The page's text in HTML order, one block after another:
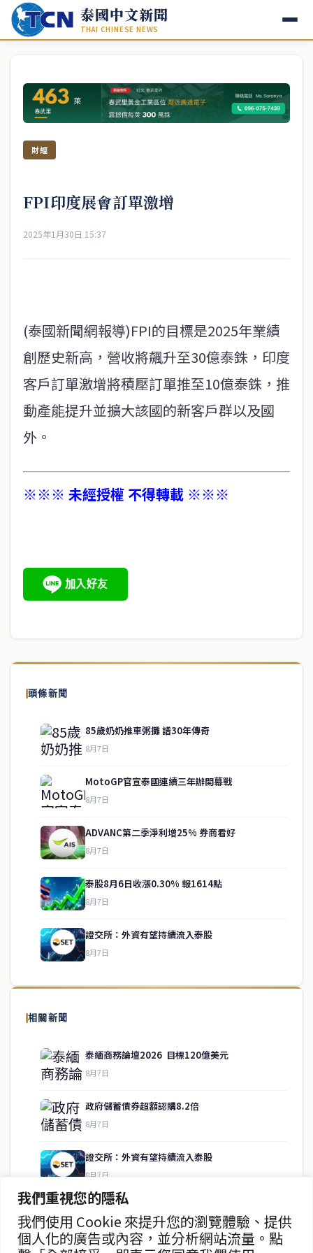
我們重視您的隱私
我們使用 Cookie 來提升您的瀏覽體驗、提供
個人化的廣告或內容，並分析網站流量。點
泰國中文新聞
THAI CHINESE NEWS
財經
FPI印度展會訂單激增
2025年1月30日 15:37
(泰國新聞網報導)FPI的目標是2025年業績
創歷史新高，營收將飆升至30億泰銖，印度
客戶訂單激增將積壓訂單推至10億泰銖，推
動產能提升並擴大該國的新客戶群以及國
外。
※※※ 未經授權 不得轉載 ※※※
頭條新聞
85歲奶奶推車粥攤 譜30年傳奇
8月7日
MotoGP官宣泰國連續三年辦開幕戰
8月7日
ADVANC第二季淨利增25% 券商看好
8月7日
泰股8月6日收漲0.30% 報1614點
8月7日
證交所：外資有望持續流入泰股
8月7日
相關新聞
泰緬商務論壇2026 目標120億美元
8月7日
政府儲蓄債券超額認購8.2倍
8月7日
證交所：外資有望持續流入泰股
8月7日
泰股8月6日收漲0.30% 報1614點
8月7日
關於我們
泰國中文新聞（TCN）是一家總部設於曼谷的中文新聞媒體，致力於
供即時、客觀、多元的中文新聞內容。
房地產
聯絡資訊
service@thaichinesenews.com